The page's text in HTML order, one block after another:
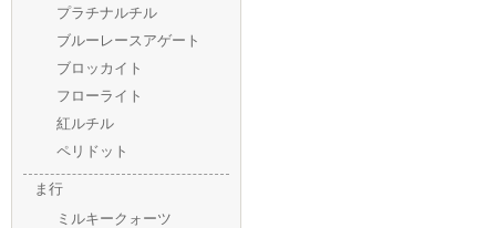
プラチナルチル
ブルーレースアゲート
ブロッカイト
フローライト
紅ルチル
ペリドット
ま行
ミルキークォーツ